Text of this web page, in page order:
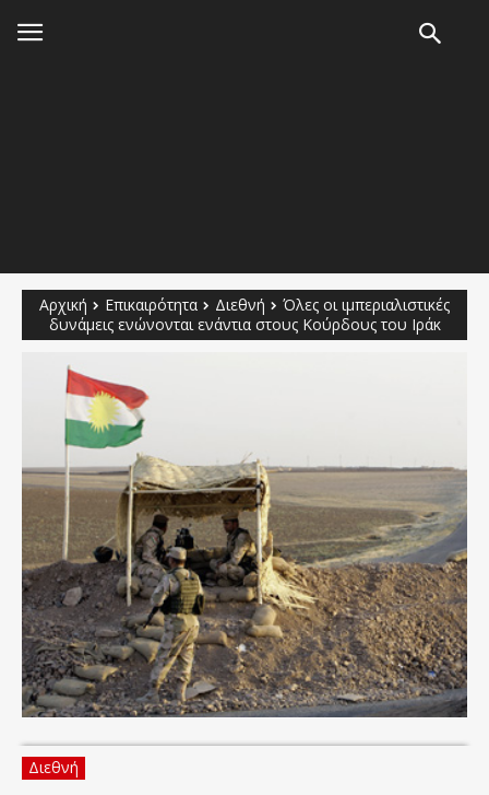
Αρχική Επικαιρότητα Διεθνή
Όλες οι ιμπεριαλιστικές
δυνάμεις ενώνονται ενάντια στους Κούρδους του Ιράκ
Διεθνή